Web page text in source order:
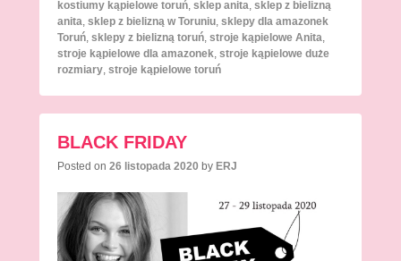
kostiumy kąpielowe toruń, sklep anita, sklep z bielizną
anita, sklep z bielizną w Toruniu, sklepy dla amazonek
Toruń, sklepy z bielizną toruń, stroje kąpielowe Anita,
stroje kąpielowe dla amazonek, stroje kąpielowe duże
rozmiary, stroje kąpielowe toruń
BLACK FRIDAY
Posted on 26 listopada 2020 by ERJ